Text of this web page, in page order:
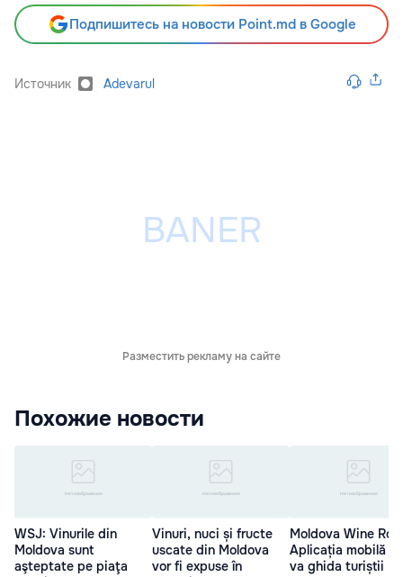
Подпишитесь на новости Point.md в Google
Источник Adevarul
Разместить рекламу на сайте
Похожие новости
WSJ: Vinurile din
Moldova sunt
aşteptate pe piaţa
Vinuri, nuci și fructe
uscate din Moldova
vor fi expuse în
Moldova Wine
Aplicația mobilă
va ghida turiștii